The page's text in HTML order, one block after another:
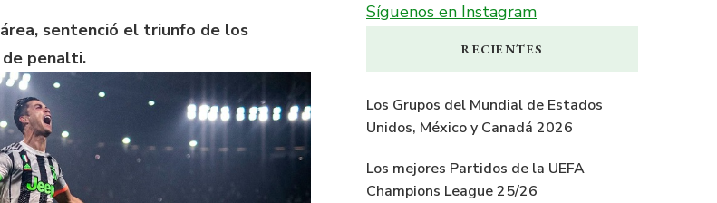
sentenció el triunfo de los
penalti.
Síguenos en Instagram
RECIENTES
Los Grupos del Mundial de Estados
Unidos, México y Canadá 2026
Los mejores Partidos de la UEFA
Champions League 25/26